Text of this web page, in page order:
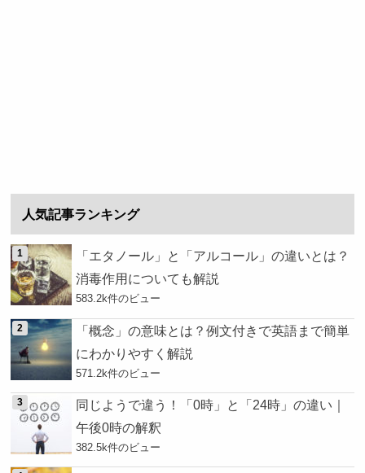
人気記事ランキング
「エタノール」と「アルコール」の違いとは？
消毒作用についても解説
583.2k件のビュー
「概念」の意味とは？例文付きで英語まで簡単
にわかりやすく解説
571.2k件のビュー
同じようで違う！「0時」と「24時」の違い｜
午後0時の解釈
382.5k件のビュー